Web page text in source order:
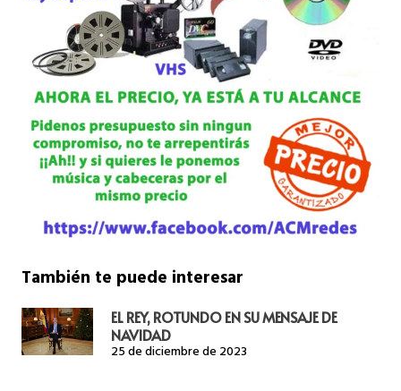
También te puede interesar
EL REY, ROTUNDO EN SU MENSAJE DE
NAVIDAD
25 de diciembre de 2023